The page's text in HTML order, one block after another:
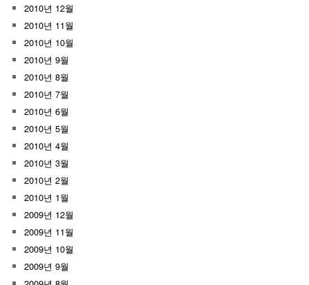
2010년 12월
2010년 11월
2010년 10월
2010년 9월
2010년 8월
2010년 7월
2010년 6월
2010년 5월
2010년 4월
2010년 3월
2010년 2월
2010년 1월
2009년 12월
2009년 11월
2009년 10월
2009년 9월